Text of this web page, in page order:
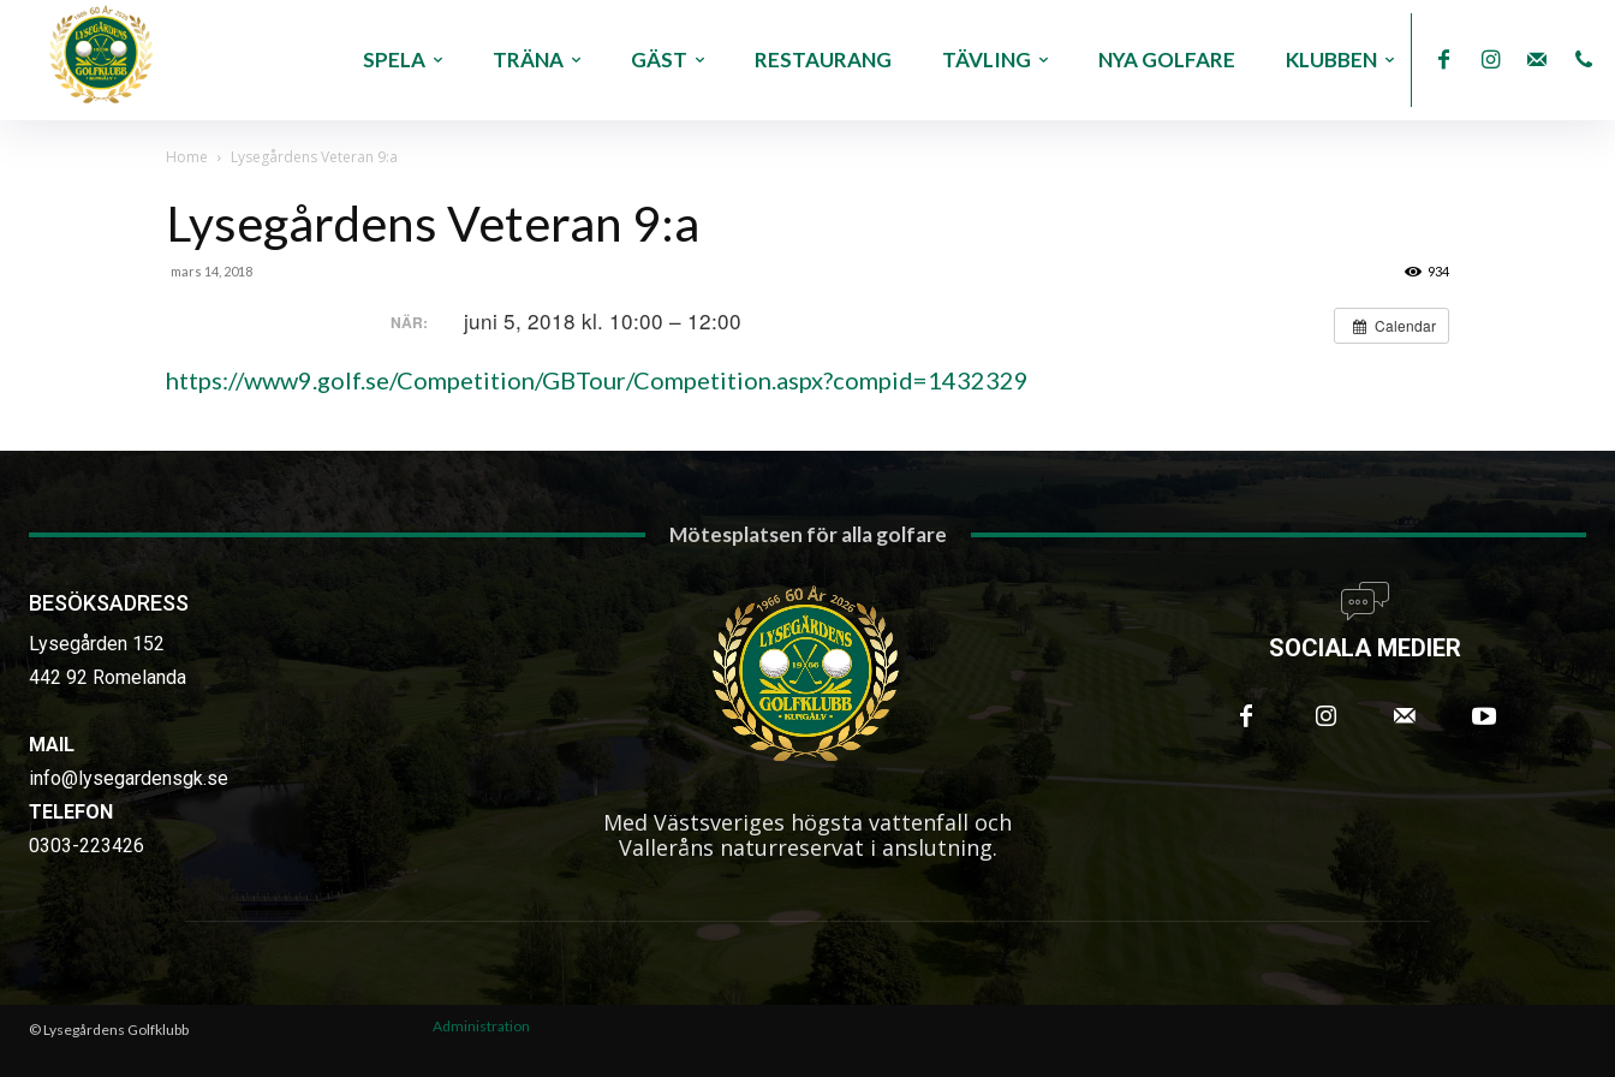
SPELA TRÄNA GÄST RESTAURANG TÄVLING NYA GOLFARE KLUBBEN
Home Lysegårdens Veteran 9:a
Lysegårdens Veteran 9:a
mars 14, 2018 934
Calendar
NÄR: juni 5, 2018 kl. 10:00 – 12:00
https://www9.golf.se/Competition/GBTour/Competition.aspx?compid=1432329
Mötesplatsen för alla golfare
BESÖKSADRESS
Lysegården 152
442 92 Romelanda
MAIL
info@lysegardensgk.se
TELEFON
0303-223426
Med Västsveriges högsta vattenfall och
Valleråns naturreservat i anslutning.
SOCIALA MEDIER
© Lysegårdens Golfklubb Administration